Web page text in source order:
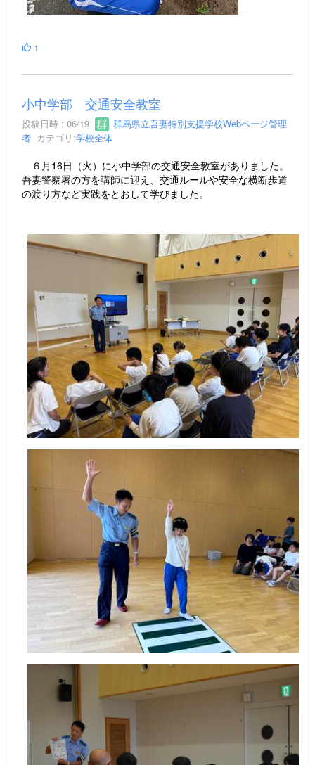
1
小中学部 交通安全教室
投稿日時 : 06/19
群馬県立吾妻特別支援学校Webページ管理
者 カテゴリ:学校全体
６月16日（火）に小中学部の交通安全教室がありました。
吾妻警察署の方を講師に迎え、交通ルールや安全な横断歩道
の渡り方など実践をとおして学びました。